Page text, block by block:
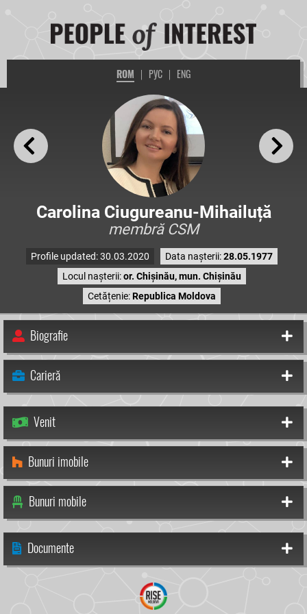
ROM | РУС | ENG
Carolina Ciugureanu-Mihailuță
membră CSM
Profile updated: 30.03.2020 Data nașterii:28.05.1977
Locul nașterii:or. Chișinău, mun. Chișinău
Cetățenie:Republica Moldova
Biografie
Carieră
Venit
Bunuri imobile
Bunuri mobile
Documente